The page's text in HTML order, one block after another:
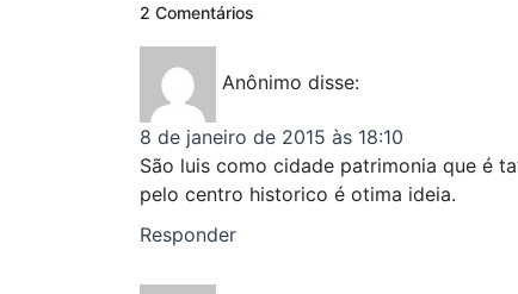
2 Comentários
Anônimo disse:
8 de janeiro de 2015 às 18:10
São luis como cidade patrimonia que é
pelo centro historico é otima ideia.
Responder